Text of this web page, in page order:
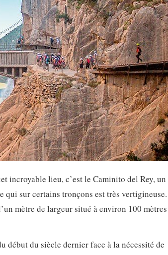
incroyable lieu, c’est le Caminito del Rey, un
qui sur certains tronçons est très vertigineuse.
mètre de largeur situé à environ 100 mètres
du siècle dernier face à la nécessité de